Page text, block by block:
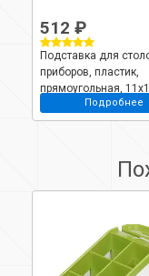
512 ₽
Подставка для
приборов, пластик,
прямоугольная,
см, зеленая,Подробнее